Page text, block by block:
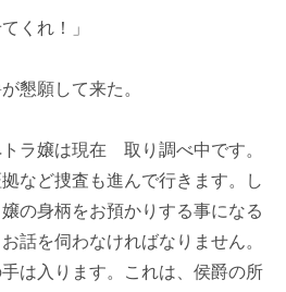
くれ！」
懇願して来た。
トラ嬢は現在 取り調べ中です。
など捜査も進んで行きます。し
の身柄をお預かりする事になる
話を伺わなければなりません。
は入ります。これは、侯爵の所